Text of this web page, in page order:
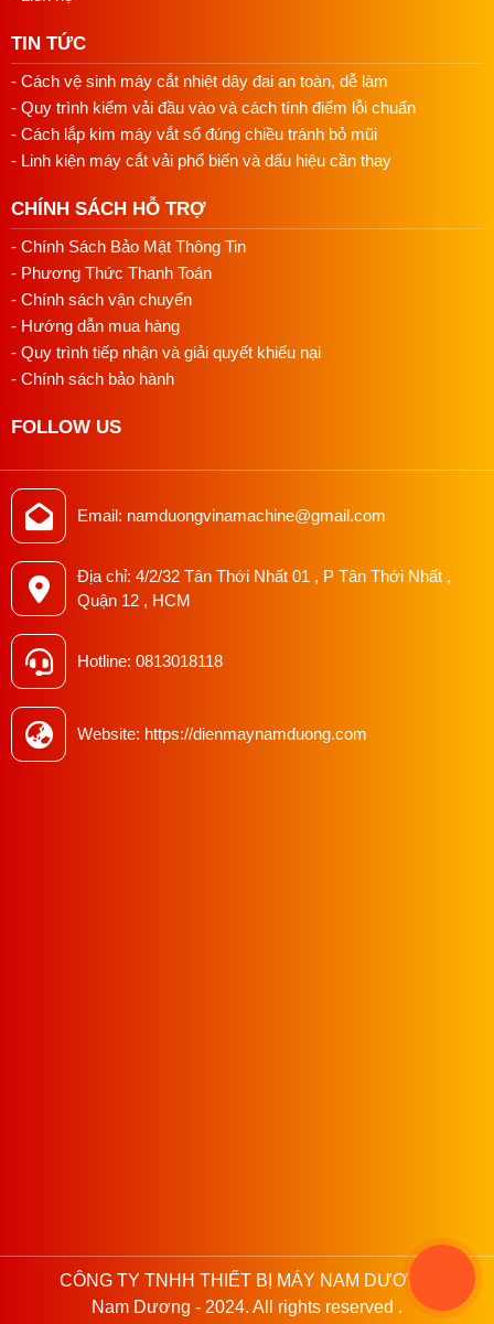
TIN TỨC
- Cách vệ sinh máy cắt nhiệt dây đai an toàn, dễ làm
- Quy trình kiểm vải đầu vào và cách tính điểm lỗi chuẩn
- Cách lắp kim máy vắt sổ đúng chiều tránh bỏ mũi
- Linh kiện máy cắt vải phổ biến và dấu hiệu cần thay
CHÍNH SÁCH HỖ TRỢ
- Chính Sách Bảo Mật Thông Tin
- Phương Thức Thanh Toán
- Chính sách vận chuyển
- Hướng dẫn mua hàng
- Quy trình tiếp nhận và giải quyết khiếu nại
- Chính sách bảo hành
FOLLOW US
Email: namduongvinamachine@gmail.com
Địa chỉ: 4/2/32 Tân Thới Nhất 01 , P Tân Thới Nhất ,
Quận 12 , HCM
Hotline: 0813018118
Website: https://dienmaynamduong.com
CÔNG TY TNHH THIẾT BỊ MÁY NAM DƯƠNG
Nam Dương - 2024. All rights reserved .